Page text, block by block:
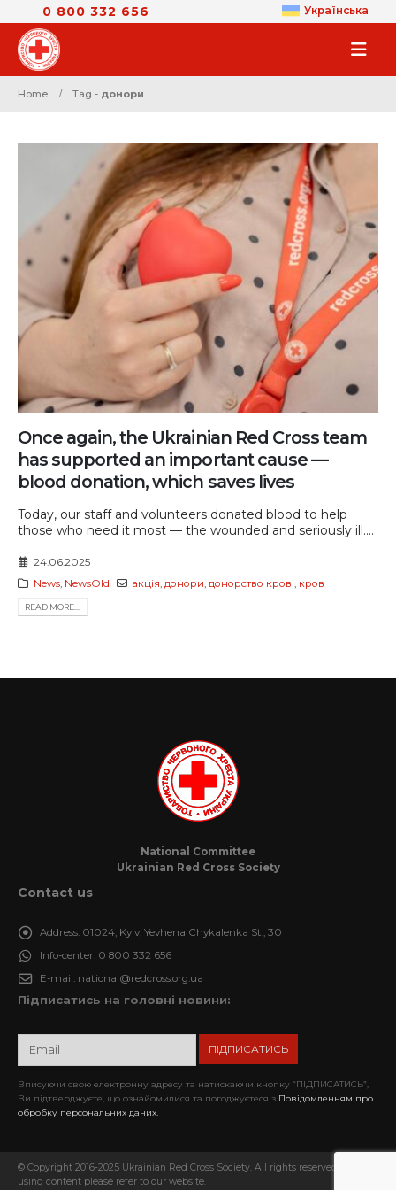
0 800 332 656 Українська
Home Tag - донори
Once again, the Ukrainian Red Cross team
has supported an important cause —
blood donation, which saves lives
Today, our staff and volunteers donated blood to help
those who need it most — the wounded and seriously ill....
24.06.2025
News, NewsOld акція ,донори ,донорство крові кров
READ MORE...
National Committee
Ukrainian Red Cross Society
Contact us
Address: 01024, Kyiv, Yevhena Chykalenka St., 30
Info-center: 0 800 332 656
E-mail: national@redcross.org.ua
Підписатись на головні новини:
Вписуючи свою електронну адресу та натискаючи кнопку “ПІДПИСАТИСЬ”,
Ви підтверджуєте, що ознайомилися та погоджуєтеся з Повідомленням про
обробку персональних даних.
© Copyright 2016-2025 Ukrainian Red Cross Society. All rights reserved. When
using content please refer to our website.